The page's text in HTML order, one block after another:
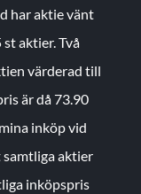
har aktie vänt
st aktier.Två
värderad till
är då 73.90
inköp vid
aktier
inköpspris